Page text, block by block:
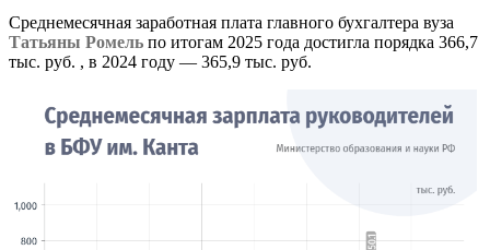
Среднемесячная заработная плата главного бухгалтера вуза
Татьяны Ромель по итогам 2025 года достигла порядка 366,7
тыс. руб. , в 2024 году — 365,9 тыс. руб.